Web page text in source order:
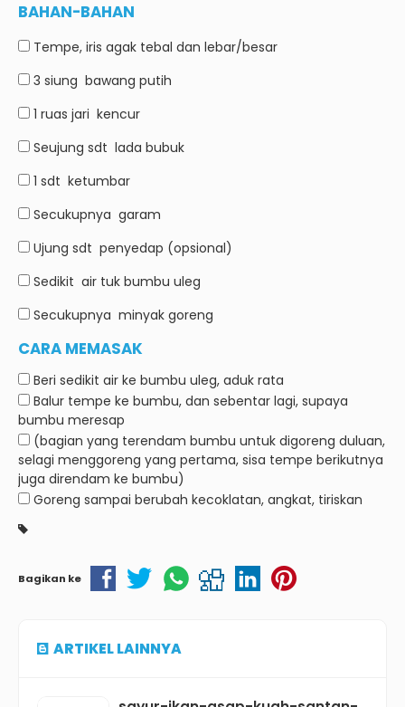
BAHAN-BAHAN
Tempe, iris agak tebal dan lebar/besar
3 siung bawang putih
1 ruas jari kencur
Seujung sdt lada bubuk
1 sdt ketumbar
Secukupnya garam
Ujung sdt penyedap (opsional)
Sedikit air tuk bumbu uleg
Secukupnya minyak goreng
CARA MEMASAK
Beri sedikit air ke bumbu uleg, aduk rata
Balur tempe ke bumbu, dan sebentar lagi, supaya
bumbu meresap
(bagian yang terendam bumbu untuk digoreng duluan,
selagi menggoreng yang pertama, sisa tempe berikutnya
juga direndam ke bumbu)
Goreng sampai berubah kecoklatan, angkat, tiriskan
Bagikan ke
ARTIKEL LAINNYA